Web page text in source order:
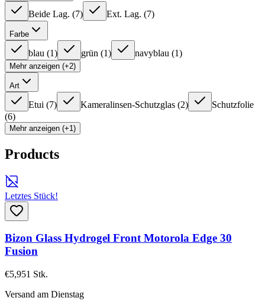
Beide Lag. (7) Ext. Lag. (7)
Farbe
blau (1) grün (1) navyblau (1)
Mehr anzeigen (+2)
Art
Etui (7) Kameralinsen-Schutzglas (2)
Schutzfolie
(6)
Mehr anzeigen (+1)
Products
Letztes Stück!
Bizon Glass Hydrogel Front Motorola Edge 30
Fusion
€5,951 Stk.
Versand am Dienstag